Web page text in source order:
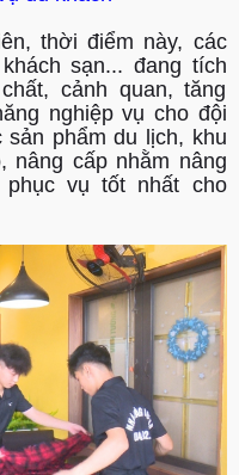
thời điểm này, các
sạn... đang tích
cảnh quan, tăng
nghiệp vụ cho đội
phẩm du lịch, khu
cấp nhằm nâng
vụ tốt nhất cho